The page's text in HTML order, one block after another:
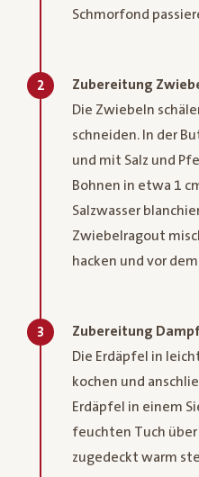
Schmorfond
2
Zubereitung
Die Zwiebeln
schneiden. In der
und mit Salz und
Bohnen in etwa 1
Salzwasser
Zwiebelragout
hacken und vor
3
Zubereitung
Die Erdäpfel in
kochen und
Erdäpfel in einem
feuchten Tuch
zugedeckt warm